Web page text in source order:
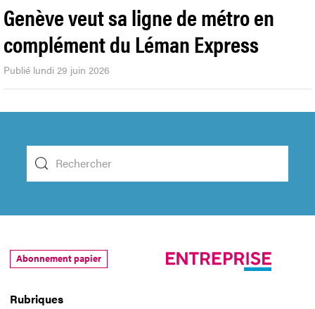
Genève veut sa ligne de métro en
complément du Léman Express
Publié lundi 29 juin 2026
Rubriques
Abonnement papier